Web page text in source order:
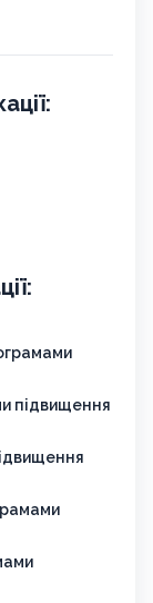
підвищення